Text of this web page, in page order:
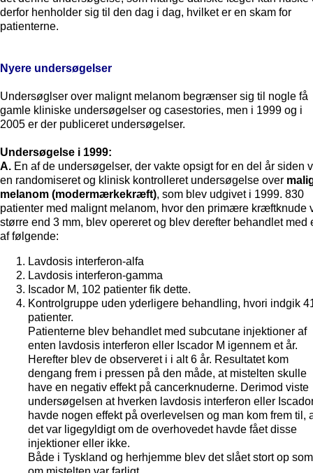
derfor henholder sig til den dag i dag, hvilket er en skam for
patienterne.
Nyere undersøgelser
Undersøglser over malignt melanom begrænser sig til nogle få
gamle kliniske undersøgelser og casestories, men i 1999 og i
2005 er der publiceret undersøgelser.
Undersøgelse i 1999:
A. En af de undersøgelser, der vakte opsigt for en del år siden
en randomiseret og klinisk kontrolleret undersøgelse over
melanom (modermærkekræft), som blev udgivet i 1999. 830
patienter med malignt melanom, hvor den primære kræftknude
større end 3 mm, blev opereret og blev derefter behandlet med
af følgende:
Lavdosis interferon-alfa
Lavdosis interferon-gamma
Iscador M, 102 patienter fik dette.
Kontrolgruppe uden yderligere behandling, hvori indgik
patienter.
Patienterne blev behandlet med subcutane injektioner af
enten lavdosis interferon eller Iscador M igennem et år.
Herefter blev de observeret i i alt 6 år. Resultatet kom
dengang frem i pressen på den måde, at mistelten skulle
have en negativ effekt på cancerknuderne. Derimod viste
undersøgelsen at hverken lavdosis interferon eller
havde nogen effekt på overlevelsen og man kom frem til,
det var ligegyldigt om de overhovedet havde fået disse
injektioner eller ikke.
Både i Tyskland og herhjemme blev det slået stort op som